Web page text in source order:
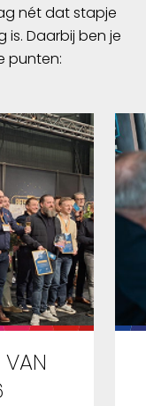
nét dat stapje
is. Daarbij ben je
punten:
VAN